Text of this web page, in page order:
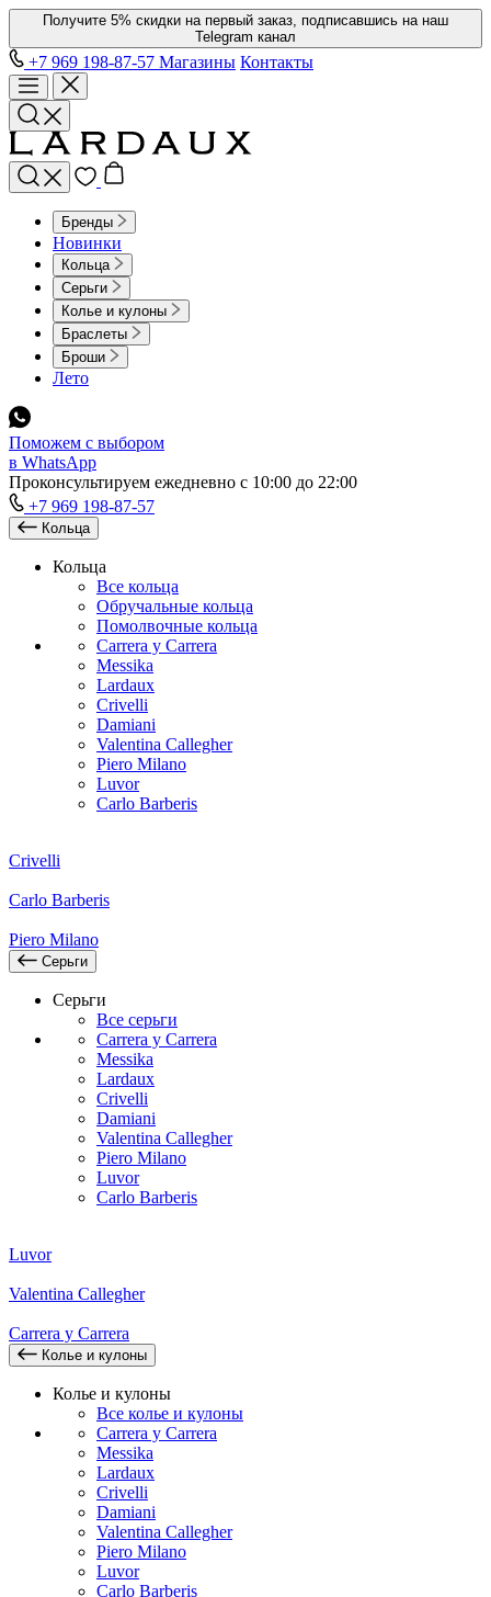
Получите 5% скидки на первый заказ, подписавшись на наш
Telegram канал
+7 969 198-87-57 Магазины Контакты
Бренды
Новинки
Кольца
Серьги
Колье и кулоны
Браслеты
Броши
Лето
Поможем с выбором
в WhatsApp
Проконсультируем ежедневно с 10:00 до 22:00
+7 969 198-87-57
Кольца
Кольца
Все кольца
Обручальные кольца
Помолвочные кольца
Carrera y Carrera
Messika
Lardaux
Crivelli
Damiani
Valentina Callegher
Piero Milano
Luvor
Carlo Barberis
Crivelli
Carlo Barberis
Piero Milano
Серьги
Серьги
Все серьги
Carrera y Carrera
Messika
Lardaux
Crivelli
Damiani
Valentina Callegher
Piero Milano
Luvor
Carlo Barberis
Luvor
Valentina Callegher
Carrera y Carrera
Колье и кулоны
Колье и кулоны
Все колье и кулоны
Carrera y Carrera
Messika
Lardaux
Crivelli
Damiani
Valentina Callegher
Piero Milano
Luvor
Carlo Barberis